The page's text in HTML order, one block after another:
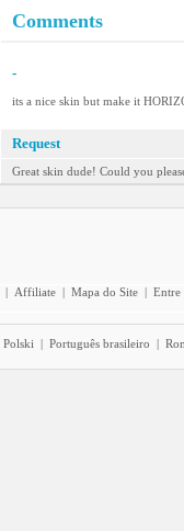
Comments
-
its a nice skin but make it
Request
Great skin dude! Could you
| Affiliate | Mapa do Site | Entre
Polski | Português brasileiro |